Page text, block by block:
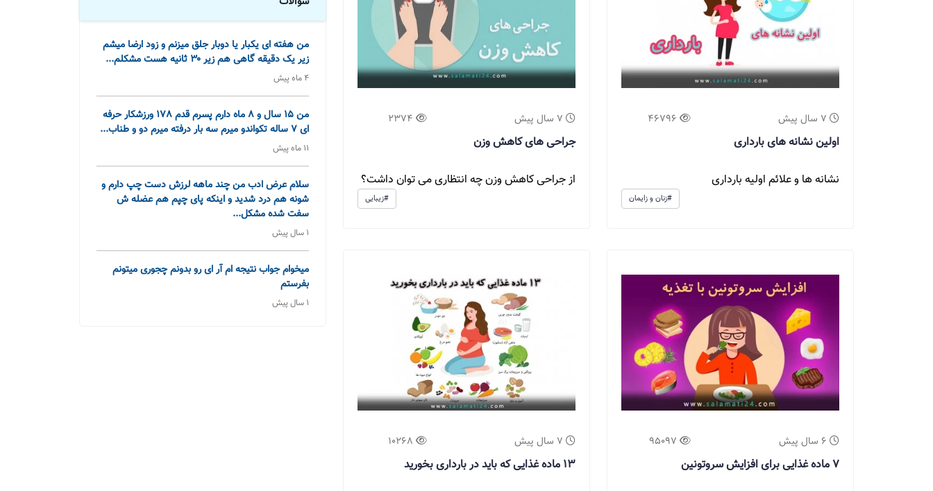
7 سال پیش 46796
اولین نشانه های بارداری
نشانه ها و علائم اولیه بارداری
#زنان و زایمان
7 سال پیش 2374
جراحی های کاهش وزن
از جراحی کاهش وزن چه انتظاری می توان داشت؟
#زیبایی
6 سال پیش 95097
7 ماده غذایی برای افزایش سروتونین
7 سال پیش 10268
۱۳ ماده غذایی که باید در بارداری بخورید
من هفته ای یکبار یا دوبار جلق میزنم و زود ارضا میشم
زیر یک دقیقه گاهی هم زیر ۳۰ ثانیه هست مشکلم...
4 ماه پیش
من 15 سال و 8 ماه دارم پسرم قدم 178 ورزشکار حرفه
ای 7 ساله تکواندو میرم سه بار درفته میرم دو و طناب...
11 ماه پیش
سلام عرض ادب من چند ماهه لرزش دست چپ دارم و
شونه هم درد شدید و اینکه پای چپم هم عضله ش
سفت شده مشکل...
1 سال پیش
میخوام جواب نتیجه ام آر ای رو بدونم چجوری میتونم
بفرستم
1 سال پیش